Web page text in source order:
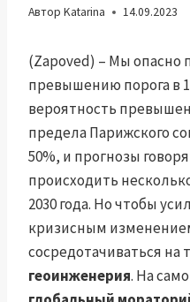
Автор Katarina 14.09.2023
(Zapoved) – Мы опасно
превышению порога в
вероятность
предела Парижского
50%, и прогнозы
происходить
2030 года. Но чтобы
кризисным
сосредотачиваться на
геоинженерия. На